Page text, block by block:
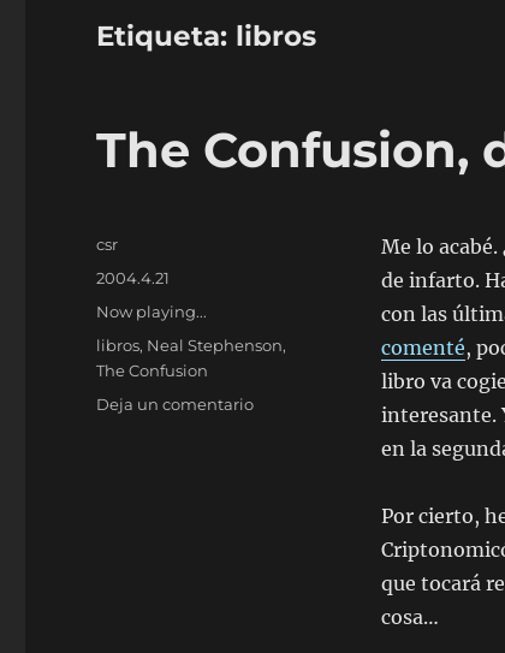
Etiqueta: libros
The Confusion,
Me lo
de infarto.
con las
comenté,
libro va
interesante.
en la
Por cierto,
que tocará
cosa…
Autor
csr
Publicado
2004.4.21
Categorías
Now playing...
Etiquetas
libros, Neal Stephenson,
The Confusion
Deja un comentarioen